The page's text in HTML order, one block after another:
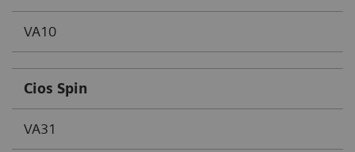
VA10
Cios Spin
VA31